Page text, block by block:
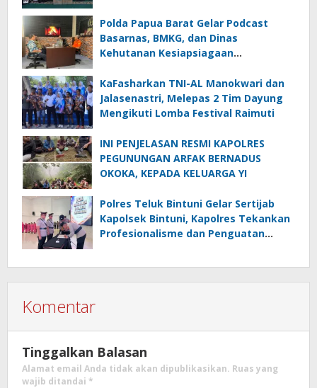
Polda Papua Barat Gelar Podcast
Basarnas, BMKG, dan Dinas
Kehutanan Kesiapsiagaan
KaFasharkan TNI-AL Manokwari dan
Jalasenastri, Melepas 2 Tim Dayung
Mengikuti Lomba Festival Raimuti
INI PENJELASAN RESMI KAPOLRES
PEGUNUNGAN ARFAK BERNADUS
OKOKA, KEPADA KELUARGA YI
Polres Teluk Bintuni Gelar Sertijab
Kapolsek Bintuni, Kapolres Tekankan
Profesionalisme dan Penguatan
Komentar
Tinggalkan Balasan
Alamat email Anda tidak akan dipublikasikan. Ruas yang
wajib ditandai *